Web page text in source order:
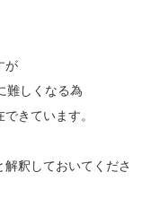
が
難しくなる為
きています。
釈しておいてくださ